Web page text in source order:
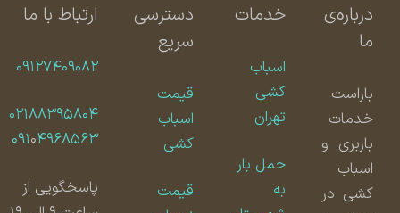
درباره‌ی
باراست
خدمات
باربری و
اسباب
کشی در
خدمات
اسباب
کشی
تهران
حمل بار
دسترسی
سریع
قیمت
اسباب
کشی
قیمت
ارتباط با ما
۰۹۱۲۷۴۰۹۰۸۲
۰۲۱۸۸۳۹۵۸۰۴
۰۹۱۰۴۹۶۸۵۶۳
پاسخگویی از